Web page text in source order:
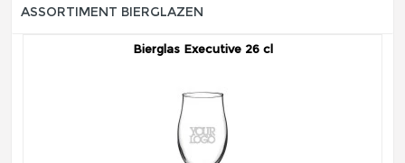
ASSORTIMENT BIERGLAZEN
Bierglas Executive 26 cl